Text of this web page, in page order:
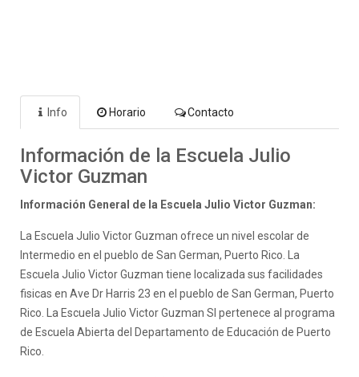
Info Horario Contacto
Información de la Escuela Julio
Victor Guzman
Información General de la Escuela Julio Victor Guzman:
La Escuela Julio Victor Guzman ofrece un nivel escolar de
Intermedio en el pueblo de San German, Puerto Rico. La
Escuela Julio Victor Guzman tiene localizada sus facilidades
fisicas en Ave Dr Harris 23 en el pueblo de San German, Puerto
Rico. La Escuela Julio Victor Guzman SI pertenece al programa
de Escuela Abierta del Departamento de Educación de Puerto
Rico.